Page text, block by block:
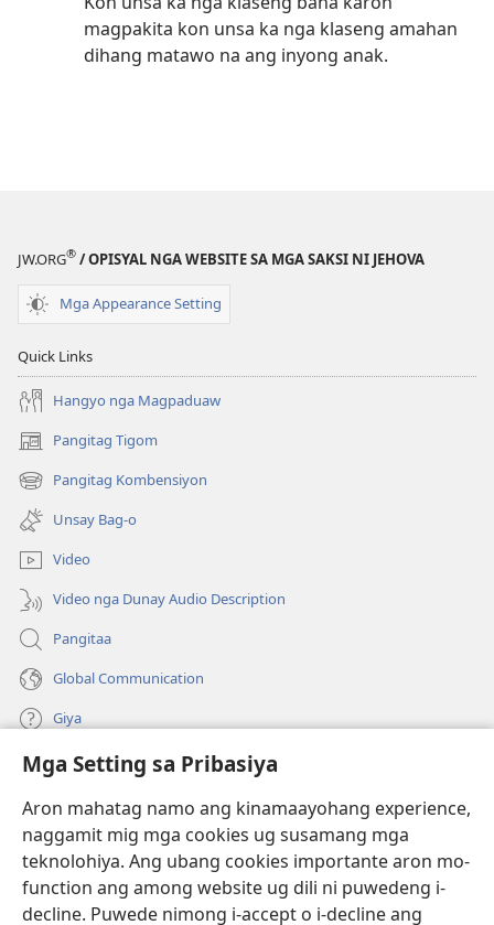
Mga Setting sa Pribasiya
Aron mahatag namo ang kinamaayohang experience,
naggamit mig mga cookies ug susamang mga
teknolohiya. Ang ubang cookies importante aron mo-
function ang among website ug dili ni puwedeng i-
decline. Puwede nimong i-accept o i-decline ang
magpakita kon unsa ka nga klaseng amahan
dihang matawo na ang inyong anak.
JW.ORG® / OPISYAL NGA WEBSITE SA MGA SAKSI NI JEHOVA
Mga Appearance Setting
Quick Links
Hangyo nga Magpaduaw
Pangitag Tigom
(mo-
open
ug
bag-
ong
window)
Pangitag Kombensiyon
(mo-
open
ug
bag-
ong
window)
Unsay Bag-o
Video
Video nga Dunay Audio Description
Pangitaa
Global Communication
Giya
Donasyon
(mo-
open
bag-
ong
window)
Watchtower ONLINE NGA LIBRARYA
(mo-
open
ug
bag-
JW Hub
(mo-
open